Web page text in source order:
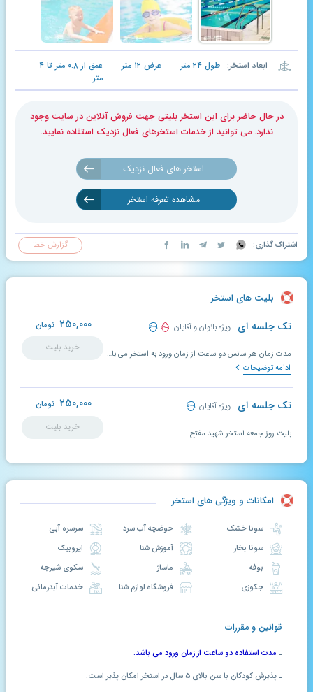
ابعاد استخر: طول ۲۴متر عرض ۱۲ متر عمق از ۰.۸ متر تا۴
متر
در حال حاضر برای این استخر بلیتی جهت فروش آنلاین در سایت وجود
ندارد. می توانید از خدمات استخرهای فعال نزدیک استفاده نمایید.
استخر های فعال نزدیک
مشاهده تعرفه استخر
اشتراک گذاری: گزارش خطا
بلیت های استخر
تک جلسه ای ویژه بانوان و آقایان ۲۵۰,۰۰۰ تومان
خرید بلیت
مدت زمان هر سانس دو ساعت از زمان ورود به استخر می باشد.
ادامه توضیحات
تک جلسه ای ویژه آقایان ۲۵۰,۰۰۰ تومان
خرید بلیت
بلیت روز جمعه استخر شهید مفتح
امکانات و ویژگی های استخر
سونا خشک
سونا بخار
جکوزی
حوضچه آب سرد
آموزش شنا
فروشگاه لوازم شنا
سرسره آبی
سکوی شیرجه
خدمات آبدرمانی
قوانین و مقررات
ـ مدت استفاده دو ساعت از زمان ورود می باشد.
ـ پذیرش کودکان با سن بالای ۵ سال در استخر امکان پذیر است.